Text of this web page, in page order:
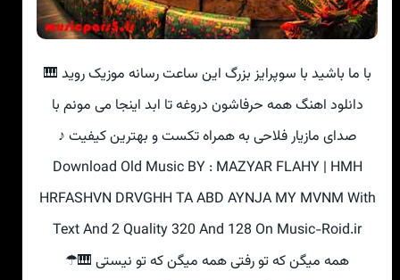
با ما باشید با سوپرایز بزرگ این ساعت رسانه موزیک روید 🎹
دانلود اهنگ همه حرفاشون دروغه تا ابد اینجا می مونم با
صدای مازیار فلاحی به همراه تکست و بهترین کیفیت ♪
Download Old Music BY : MAZYAR FLAHY | HMH
HRFASHVN DRVGHH TA ABD AYNJA MY MVNM With
Text And 2 Quality 320 And 128 On Music-Roid.ir
همه میگن که تو رفتی همه میگن که تو نیستی 🎹☂